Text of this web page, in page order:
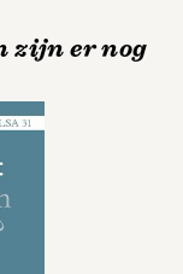
zijn er nog